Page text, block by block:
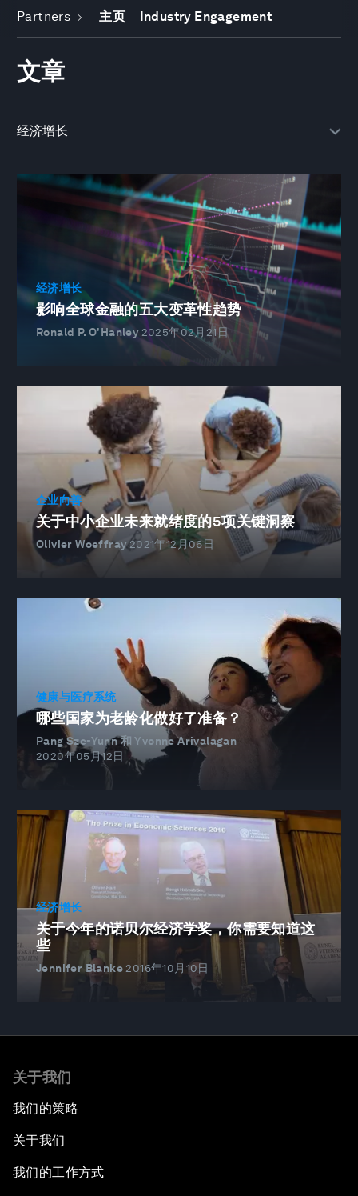
Partners 主页 Industry Engagement
文章
经济增长
影响全球金融的五大变革性趋势
Ronald P. O'Hanley 2025年02月21日
企业向善
关于中小企业未来就绪度的5项关键洞察
Olivier Woeffray 2021年12月06日
健康与医疗系统
哪些国家为老龄化做好了准备？
Pang Sze-Yunn 和 Yvonne Arivalagan
2020年05月12日
经济增长
关于今年的诺贝尔经济学奖，你需要知道这
些
Jennifer Blanke 2016年10月10日
关于我们
我们的策略
关于我们
我们的工作方式